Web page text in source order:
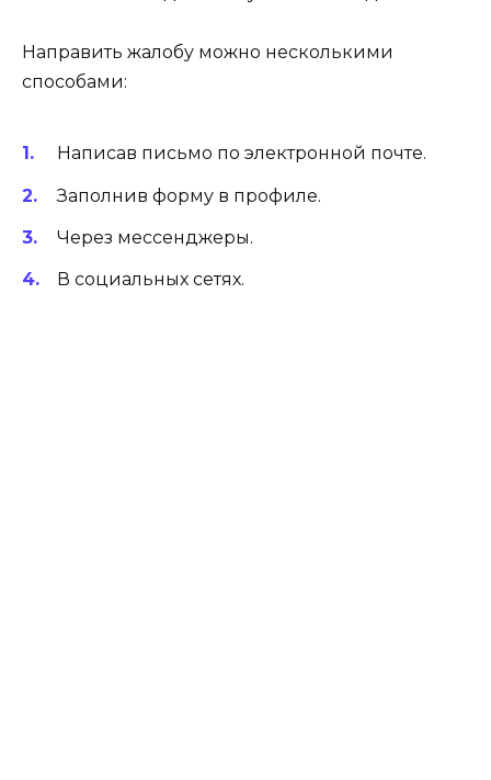
Направить жалобу можно несколькими
способами:
Написав письмо по электронной почте.
Заполнив форму в профиле.
Через мессенджеры.
В социальных сетях.